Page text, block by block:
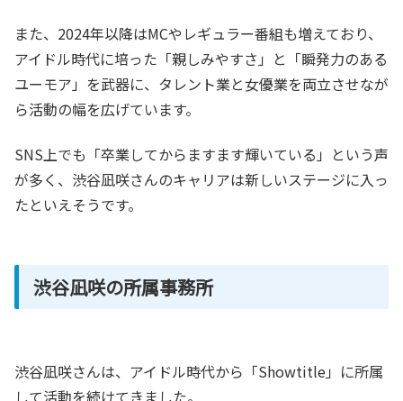
また、2024年以降はMCやレギュラー番組も増えており、
アイドル時代に培った「親しみやすさ」と「瞬発力のある
ユーモア」を武器に、タレント業と女優業を両立させなが
ら活動の幅を広げています。
SNS上でも「卒業してからますます輝いている」という声
が多く、渋谷凪咲さんのキャリアは新しいステージに入っ
たといえそうです。
渋谷凪咲の所属事務所
渋谷凪咲さんは、アイドル時代から「Showtitle」に所属